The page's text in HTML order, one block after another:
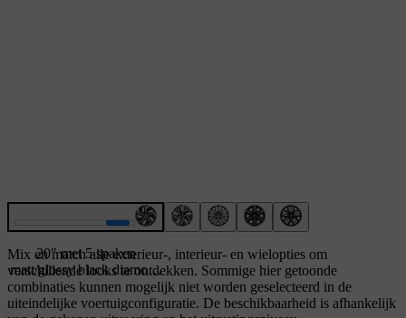
20" met 5 spaken
matt/glossy black diamond
cut
Mix en match alle exterieur-, interieur- en wielopties om
verschillende looks te ontdekken. Sommige hier getoonde
combinaties kunnen mogelijk niet worden geselecteerd in de
uiteindelijke voertuigconfiguratie. De beschikbaarheid is afhankelijk